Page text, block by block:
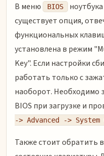
В меню BIOS ноутбука
существует опция,
функциональных
установлена в режим
Key". Если настройки
работать только с
наоборот. Необходимо
BIOS при загрузке и
-> Advanced ->
Также стоит обратить